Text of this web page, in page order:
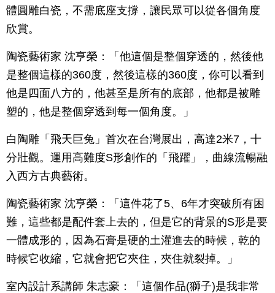
體圓雕白瓷，不需底座支撐，讓民眾可以從各個角度
欣賞。
陶瓷藝術家 沈亨榮：「他這個是整個穿透的，然後他
是整個這樣的360度，然後這樣的360度，你可以看到
他是四面八方的，他甚至是所有的底部，他都是被雕
塑的，他是整個穿透到每一個角度。」
白陶雕「飛天巨兔」首次在台灣展出，高達2米7，十
分壯觀。運用高難度S形創作的「飛躍」，曲線流暢融
入西方古典藝術。
陶瓷藝術家 沈亨榮：「這件花了5、6年才突破所有困
難，這些都是配件套上去的，但是它的背景的S形是要
一體成形的，因為石膏是硬的土灌進去的時候，乾的
時候它收縮，它就會把它夾住，夾住就裂掉。」
室內設計系講師 朱志豪：「這個作品(獅子)是我非常